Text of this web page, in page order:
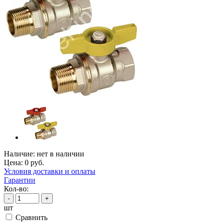
Наличие: нет в наличии
Цена: 0 руб.
Условия доставки и оплаты
Гарантии
Кол-во:
- +
шт
Cравнить